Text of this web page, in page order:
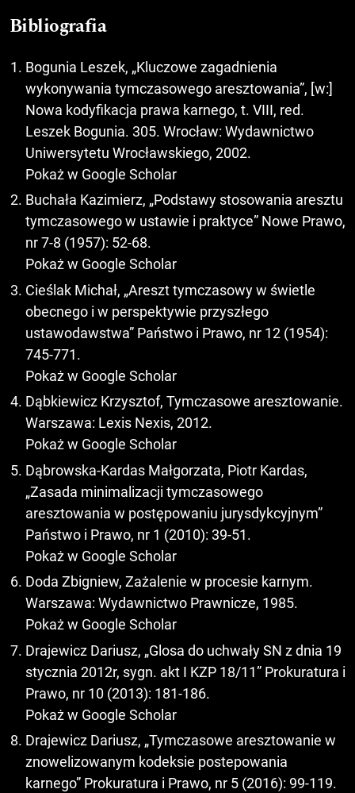
Bibliografia
Bogunia Leszek, „Kluczowe zagadnienia
wykonywania tymczasowego aresztowania”, [w:]
Nowa kodyfikacja prawa karnego, t. VIII, red.
Leszek Bogunia. 305. Wrocław: Wydawnictwo
Uniwersytetu Wrocławskiego, 2002.
Pokaż w Google Scholar
Buchała Kazimierz, „Podstawy stosowania aresztu
tymczasowego w ustawie i praktyce” Nowe Prawo,
nr 7-8 (1957): 52-68.
Pokaż w Google Scholar
Cieślak Michał, „Areszt tymczasowy w świetle
obecnego i w perspektywie przyszłego
ustawodawstwa” Państwo i Prawo, nr 12 (1954):
745-771.
Pokaż w Google Scholar
Dąbkiewicz Krzysztof, Tymczasowe aresztowanie.
Warszawa: Lexis Nexis, 2012.
Pokaż w Google Scholar
Dąbrowska-Kardas Małgorzata, Piotr Kardas,
„Zasada minimalizacji tymczasowego
aresztowania w postępowaniu jurysdykcyjnym”
Państwo i Prawo, nr 1 (2010): 39-51.
Pokaż w Google Scholar
Doda Zbigniew, Zażalenie w procesie karnym.
Warszawa: Wydawnictwo Prawnicze, 1985.
Pokaż w Google Scholar
Drajewicz Dariusz, „Glosa do uchwały SN z dnia 19
stycznia 2012r, sygn. akt I KZP 18/11” Prokuratura i
Prawo, nr 10 (2013): 181-186.
Pokaż w Google Scholar
Drajewicz Dariusz, „Tymczasowe aresztowanie w
znowelizowanym kodeksie postepowania
karnego” Prokuratura i Prawo, nr 5 (2016): 99-119.